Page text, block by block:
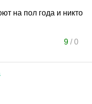
на пол года и никто
9/0